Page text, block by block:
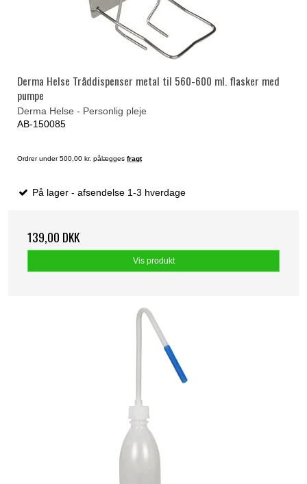
Derma Helse Tråddispenser metal til 560-600 ml. flasker med
pumpe
Derma Helse - Personlig pleje
AB-150085
Ordrer under 500,00 kr. pålægges fragt
På lager - afsendelse 1-3 hverdage
139,00 DKK
Vis produkt